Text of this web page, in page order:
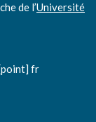
de l’Université
fr